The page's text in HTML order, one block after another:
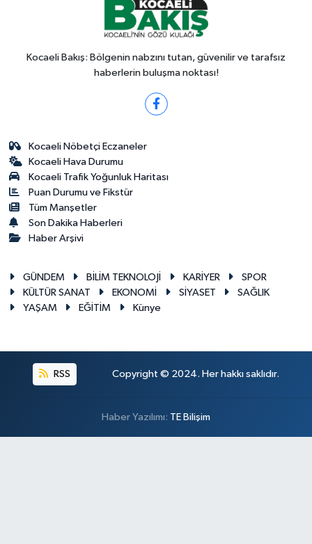
Kocaeli Bakış: Bölgenin nabzını tutan, güvenilir ve tarafsız
haberlerin buluşma noktası!
Kocaeli Nöbetçi Eczaneler
Kocaeli Hava Durumu
Kocaeli Trafik Yoğunluk Haritası
Puan Durumu ve Fikstür
Tüm Manşetler
Son Dakika Haberleri
Haber Arşivi
GÜNDEM BİLİM TEKNOLOJİ KARİYER
SPOR
KÜLTÜR SANAT
EKONOMİ SİYASET
SAĞLIK
YAŞAM
EĞİTİM Künye
RSS Copyright © 2024. Her hakkı saklıdır.
Haber Yazılımı: TE Bilişim